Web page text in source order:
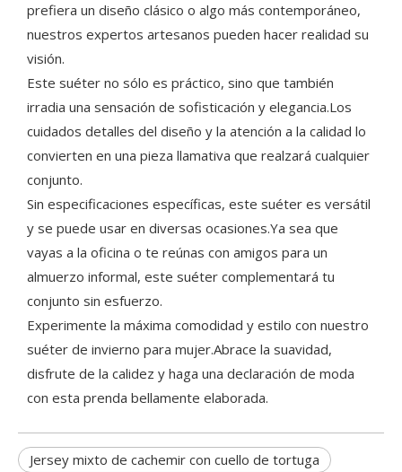
prefiera un diseño clásico o algo más contemporáneo,
nuestros expertos artesanos pueden hacer realidad su
visión.
Este suéter no sólo es práctico, sino que también
irradia una sensación de sofisticación y elegancia.Los
cuidados detalles del diseño y la atención a la calidad lo
convierten en una pieza llamativa que realzará cualquier
conjunto.
Sin especificaciones específicas, este suéter es versátil
y se puede usar en diversas ocasiones.Ya sea que
vayas a la oficina o te reúnas con amigos para un
almuerzo informal, este suéter complementará tu
conjunto sin esfuerzo.
Experimente la máxima comodidad y estilo con nuestro
suéter de invierno para mujer.Abrace la suavidad,
disfrute de la calidez y haga una declaración de moda
con esta prenda bellamente elaborada.
Jersey mixto de cachemir con cuello de tortuga